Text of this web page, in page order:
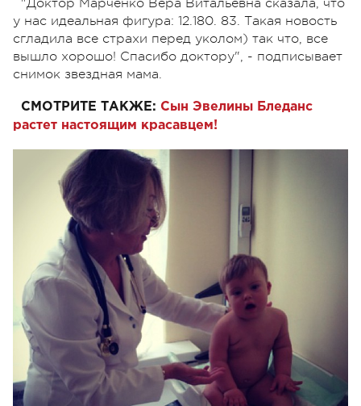
"Доктор Марченко Вера Витальевна сказала, что
у нас идеальная фигура: 12.180. 83. Такая новость
сгладила все страхи перед уколом) так что, все
вышло хорошо! Спасибо доктору", - подписывает
снимок звездная мама.
СМОТРИТЕ ТАКЖЕ: Сын Эвелины Бледанс
растет настоящим красавцем!